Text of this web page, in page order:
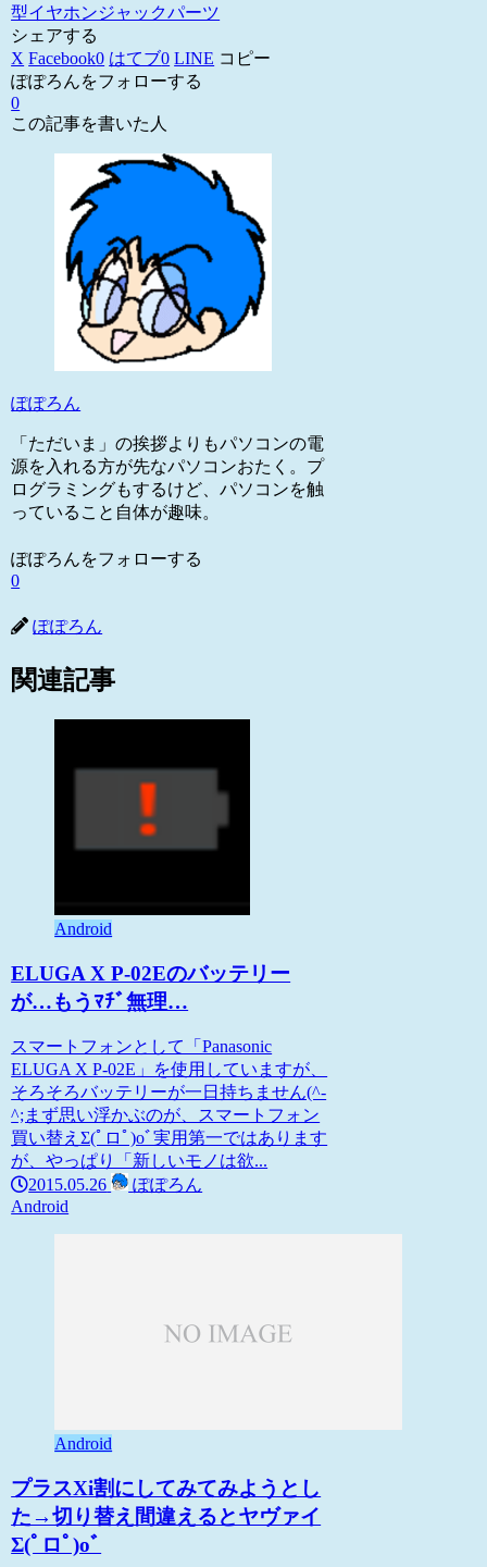
型イヤホンジャックパーツ
シェアする
X Facebook0 はてブ0 LINE コピー
ぽぽろんをフォローする
0
この記事を書いた人
ぽぽろん
「ただいま」の挨拶よりもパソコンの電
源を入れる方が先なパソコンおたく。プ
ログラミングもするけど、パソコンを触
っていること自体が趣味。
ぽぽろんをフォローする
0
ぽぽろん
関連記事
Android
ELUGA X P-02Eのバッテリー
が…もうﾏﾁﾞ無理…
スマートフォンとして「Panasonic
ELUGA X P-02E」を使用していますが、
そろそろバッテリーが一日持ちません(^-
^;まず思い浮かぶのが、スマートフォン
買い替えΣ(ﾟロﾟ)oﾞ実用第一ではあります
が、やっぱり「新しいモノは欲...
2015.05.26
ぽぽろん
Android
Android
プラスXi割にしてみてみようとし
た→切り替え間違えるとヤヴァイ
Σ(ﾟロﾟ)oﾞ